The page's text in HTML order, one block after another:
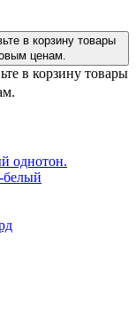
в корзину товары